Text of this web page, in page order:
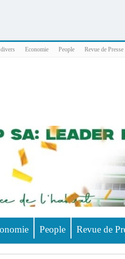
Economie People Revue de Presse
People Revue de